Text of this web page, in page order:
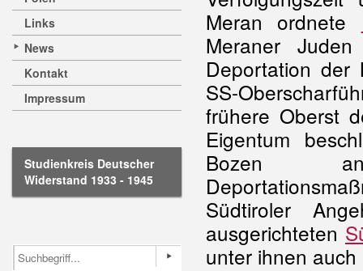
Links
News
Kontakt
Impressum
Studienkreis Deutscher
Widerstand 1933 - 1945
Meran ordnete
Meraner
Deportation der
SS-
frühere Oberst
Eigentum
Bozen
Südtiroler
ausgerichteten
unter ihnen